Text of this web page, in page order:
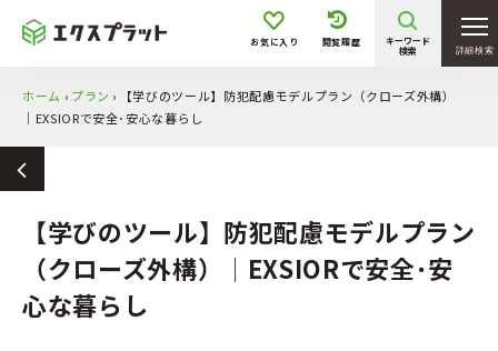
詳細検索
お気に入り 閲覧履歴
キーワード
検索
ホーム › プラン ›
【学びのツール】防犯配慮モデルプラン（クローズ外構）
│EXSIORで安全･安心な暮らし
【学びのツール】防犯配慮モデルプラン
（クローズ外構）│EXSIORで安全･安
心な暮らし